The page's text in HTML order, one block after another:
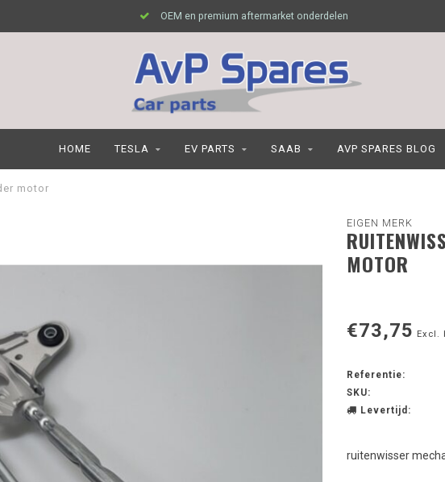
OEM en premium aftermarket onderdelen
HOME TESLA EV PARTS SAAB AVP SPARES BLOG
motor
EIGEN MERK
MOTOR
€73,75 Excl.
Referentie:
SKU:
Levertijd:
ruitenwisser